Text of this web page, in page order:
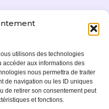
utilisons des technologies
accéder aux informations des
nous permettra de traiter
de navigation ou les ID uniques
de retirer son consentement peut
et fonctions.